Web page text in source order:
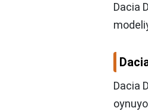
Dacia
Dacia